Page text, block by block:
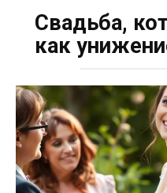
Свадьба,
как